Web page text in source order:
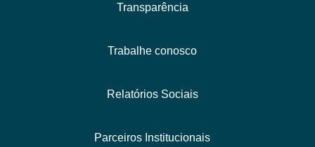
Transparência
Trabalhe conosco
Relatórios Sociais
Parceiros Institucionais